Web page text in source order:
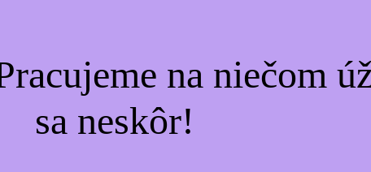
na niečom
sa neskôr!